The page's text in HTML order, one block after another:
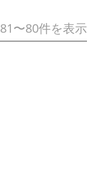
81〜80件を表示